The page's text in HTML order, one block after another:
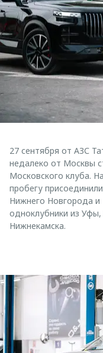
27 сентября от АЗС
недалеко от Москвы
Московского клуба.
пробегу
Нижнего Новгорода и
одноклубники из
Нижнекамска.